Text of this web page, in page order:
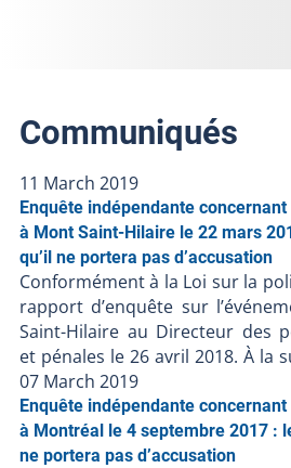
Communiqués
11 March 2019
Enquête indépendante
à Mont Saint-Hilaire le 22 mars
qu’il ne portera pas d’accusation
Conformément à la Loi sur la
rapport d’enquête sur
Saint-Hilaire au Directeur des
et pénales le 26 avril 2018. À la
DPCP de ne pas porter
policiers impliqués, le BEI ferme
010. Puisque des accusations
une personne civile impliquée
07 March 2019
Enquête indépendante
à Montréal le 4 septembre 2017 :
ne portera pas d’accusation